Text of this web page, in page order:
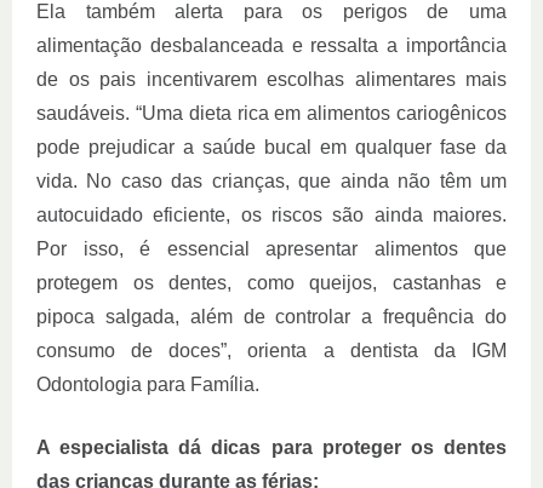
Ela também alerta para os perigos de uma
alimentação desbalanceada e ressalta a importância
de os pais incentivarem escolhas alimentares mais
saudáveis. “Uma dieta rica em alimentos cariogênicos
pode prejudicar a saúde bucal em qualquer fase da
vida. No caso das crianças, que ainda não têm um
autocuidado eficiente, os riscos são ainda maiores.
Por isso, é essencial apresentar alimentos que
protegem os dentes, como queijos, castanhas e
pipoca salgada, além de controlar a frequência do
consumo de doces”, orienta a dentista da IGM
Odontologia para Família.
A especialista dá dicas para proteger os dentes
das crianças durante as férias: